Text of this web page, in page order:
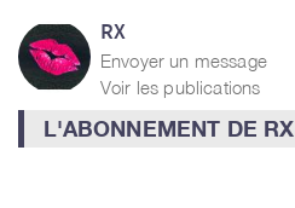
RX
Envoyer un message
Voir les publications
L'ABONNEMENT DE RX